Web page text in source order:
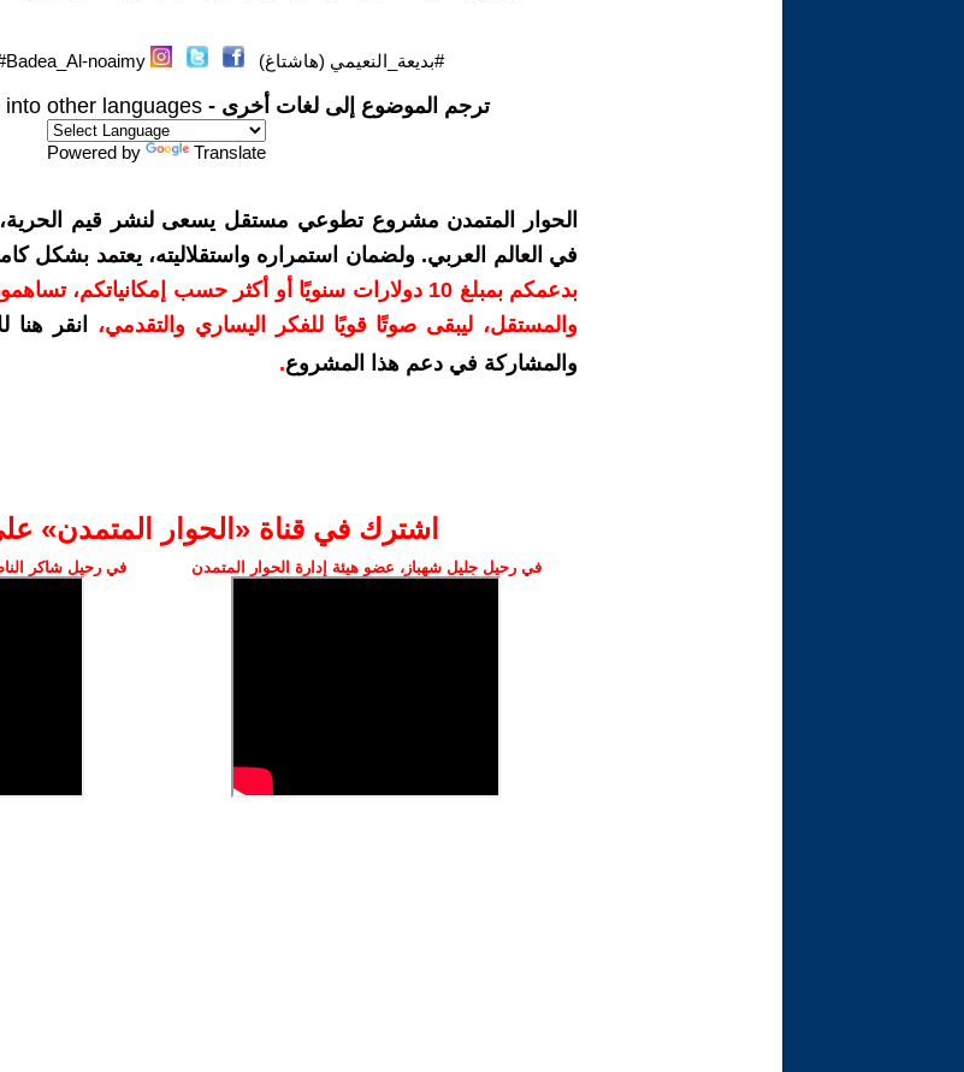
#بديعة_النعيمي (هاشتاغ) Badea_Al-noaimy#
ترجم الموضوع إلى لغات أخرى - other languages
Powered by Translate
الحوار المتمدن مشروع تطوعي مستقل يسعى لنشر قيم الحرية،
في العالم العربي. ولضمان استمراره واستقلاليته، يعتمد بشكل
بدعمكم بمبلغ 10 دولارات سنويًا أو أكثر حسب إمكانياتكم،
والمستقل، ليبقى صوتًا قويًا للفكر اليساري والتقدمي،
انقر
والمشاركة في دعم هذا المشروع.
اشترك في قناة ‫«الحوار المتمدن»
في رحيل جليل شهباز، عضو هيئة إدارة الحوار المتمدن في رحيل شاكر